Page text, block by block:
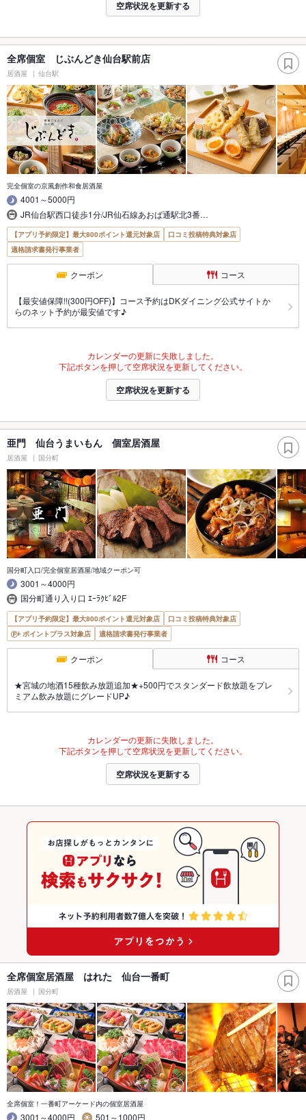
空席状況を更新する
全席個室 じぶんどき仙台駅前店
居酒屋 仙台駅
完全個室の京風創作和食居酒屋
4001～5000円
JR仙台駅西口徒歩1分/JR仙石線あおば通駅北3番…
【アプリ予約限定】最大800ポイント還元対象店
口コミ投稿特典対象店
適格請求書発行事業者
クーポン コース
【最安値保障!!(300円OFF)】コース予約はDKダイニング公式サイトか
らのネット予約が最安値です♪
カレンダーの更新に失敗しました。
下記ボタンを押して空席状況を更新してください。
空席状況を更新する
亜門 仙台うまいもん 個室居酒屋
居酒屋 国分町
国分町入口/完全個室居酒屋/地域クーポン可
3001～4000円
国分町通り入り口 ｴｰﾗｸﾋﾞﾙ2F
【アプリ予約限定】最大800ポイント還元対象店
口コミ投稿特典対象店
ポイントプラス対象店
適格請求書発行事業者
クーポン コース
★宮城の地酒15種飲み放題追加★+500円でスタンダード飲放題をプレ
ミアム飲み放題にグレードUP♪
カレンダーの更新に失敗しました。
下記ボタンを押して空席状況を更新してください。
空席状況を更新する
全席個室居酒屋 はれた 仙台一番町
居酒屋 国分町
全席個室！一番町アーケード内の個室居酒屋
3001～4000円 501～1000円